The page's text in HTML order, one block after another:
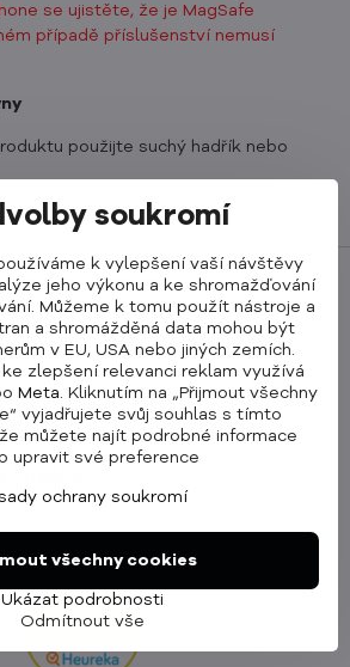
se ujistěte, že je MagSafe
případě příslušenství nemusí
použijte suchý hadřík nebo
e-shop
na Heuréce
zdarma
vás doma
od 2000 Kč
spokojenosti
soukromí
k vylepšení vaší návštěvy
jeho výkonu a ke shromažďování
Můžeme k tomu použít nástroje a
a shromážděná data mohou být
v EU, USA nebo jiných zemích.
zlepšení relevanci reklam využívá
Meta . Kliknutím na „Přijmout všechny
vyjadřujete svůj souhlas s tímto
můžete najít podrobné informace
upravit své preference
ochrany soukromí
Ukázat podrobnosti
všechny cookies
Odmítnout vše